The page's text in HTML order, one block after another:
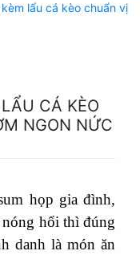
lẩu cá kèo chuẩn vị
CÁ KÈO
NGON NỨC
họp gia đình,
hổi thì đúng
danh là món ăn